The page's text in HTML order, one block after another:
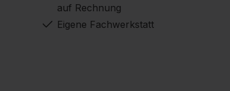
auf Rechnung
Eigene Fachwerkstatt